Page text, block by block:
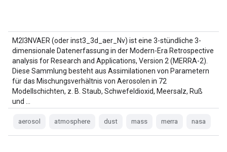
M2I3NVAER (oder inst3_3d_aer_Nv) ist eine 3-stündliche 3-
dimensionale Datenerfassung in der Modern-Era Retrospective
analysis for Research and Applications, Version 2 (MERRA-2).
Diese Sammlung besteht aus Assimilationen von Parametern
für das Mischungsverhältnis von Aerosolen in 72
Modellschichten, z. B. Staub, Schwefeldioxid, Meersalz, Ruß
und …
aerosol atmosphere dust mass merra nasa